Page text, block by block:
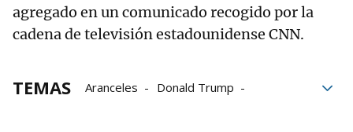
agregado en un comunicado recogido por la
cadena de televisión estadounidense CNN.
TEMAS Aranceles
Donald Trump